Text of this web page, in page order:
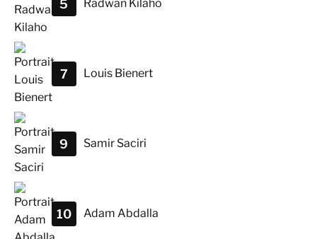
Radwan Kilaho
5
Louis Bienert
7
Samir Saciri
9
Adam Abdalla
10